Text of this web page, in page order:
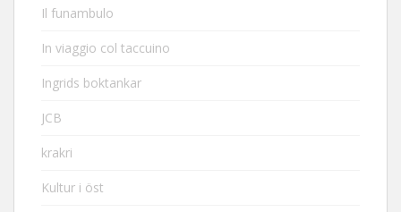
Il funambulo
In viaggio col taccuino
Ingrids boktankar
JCB
krakri
Kultur i öst